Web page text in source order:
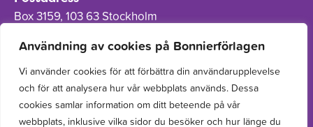
Användning av cookies på Bonnierförlagen
Vi använder cookies för att förbättra din användarupplevelse
och för att analysera hur vår webbplats används. Dessa
cookies samlar information om ditt beteende på vår
webbplats, inklusive vilka sidor du besöker och hur länge du
Box 3159, 103 63 Stockholm
Om Bonnierförlagen
Cookies